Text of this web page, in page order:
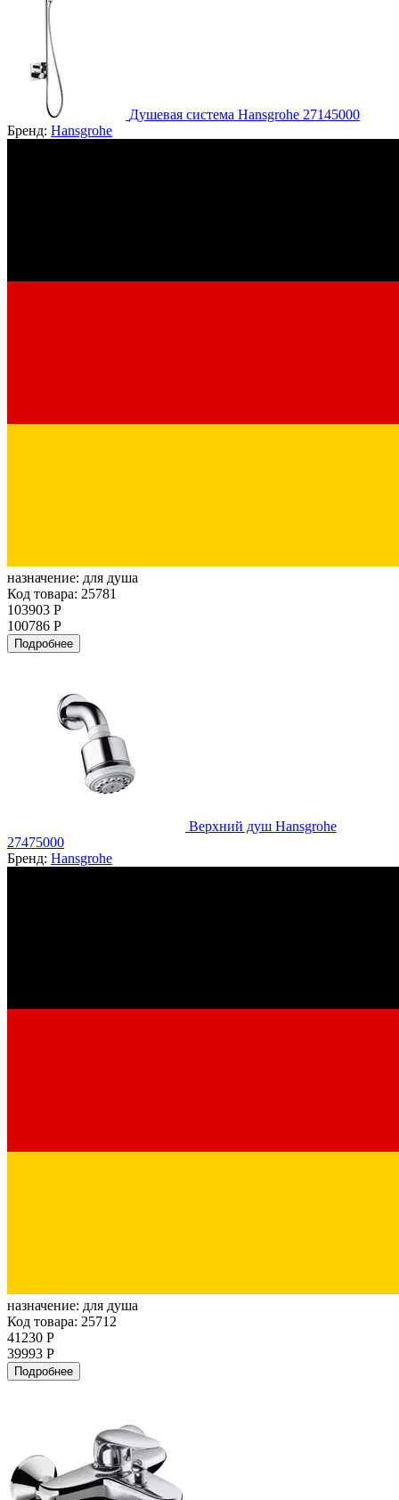
Душевая система Hansgrohe 27145000
Бренд: Hansgrohe
назначение: для душа
Код товара: 25781
103903 Р
100786 Р
Подробнее
Верхний душ Hansgrohe
27475000
Бренд: Hansgrohe
назначение: для душа
Код товара: 25712
41230 Р
39993 Р
Подробнее